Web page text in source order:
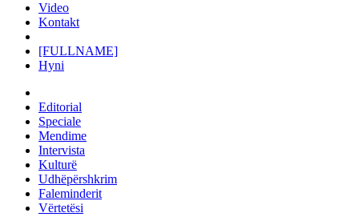
Video
Kontakt
[FULLNAME]
Hyni
Editorial
Speciale
Mendime
Intervista
Kulturë
Udhëpërshkrim
Faleminderit
Vërtetësi